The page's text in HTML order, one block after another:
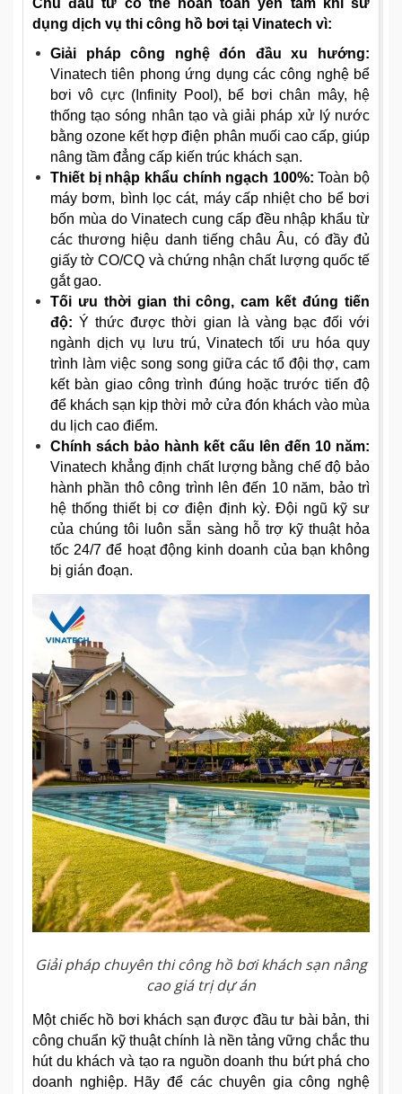
Chủ đầu tư có thể hoàn toàn yên tâm khi sử
dụng dịch vụ thi công hồ bơi tại Vinatech vì:
Giải pháp công nghệ đón đầu xu hướng:
Vinatech tiên phong ứng dụng các công nghệ bể
bơi vô cực (Infinity Pool), bể bơi chân mây, hệ
thống tạo sóng nhân tạo và giải pháp xử lý nước
bằng ozone kết hợp điện phân muối cao cấp, giúp
nâng tầm đẳng cấp kiến trúc khách sạn.
Thiết bị nhập khẩu chính ngạch 100%: Toàn bộ
máy bơm, bình lọc cát, máy cấp nhiệt cho bể bơi
bốn mùa do Vinatech cung cấp đều nhập khẩu từ
các thương hiệu danh tiếng châu Âu, có đầy đủ
giấy tờ CO/CQ và chứng nhận chất lượng quốc tế
gắt gao.
Tối ưu thời gian thi công, cam kết đúng tiến
độ: Ý thức được thời gian là vàng bạc đối với
ngành dịch vụ lưu trú, Vinatech tối ưu hóa quy
trình làm việc song song giữa các tổ đội thợ, cam
kết bàn giao công trình đúng hoặc trước tiến độ
để khách sạn kịp thời mở cửa đón khách vào mùa
du lịch cao điểm.
Chính sách bảo hành kết cấu lên đến 10 năm:
Vinatech khẳng định chất lượng bằng chế độ bảo
hành phần thô công trình lên đến 10 năm, bảo trì
hệ thống thiết bị cơ điện định kỳ. Đội ngũ kỹ sư
của chúng tôi luôn sẵn sàng hỗ trợ kỹ thuật hỏa
tốc 24/7 để hoạt động kinh doanh của bạn không
bị gián đoạn.
Giải pháp chuyên thi công hồ bơi khách sạn nâng
cao giá trị dự án
Một chiếc hồ bơi khách sạn được đầu tư bài bản, thi
công chuẩn kỹ thuật chính là nền tảng vững chắc thu
hút du khách và tạo ra nguồn doanh thu bứt phá cho
doanh nghiệp. Hãy để các chuyên gia công nghệ